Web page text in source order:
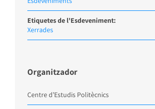
Etiquetes de l'Esdeveniment:
Xerrades
Organitzador
Centre d’Estudis Politècnics